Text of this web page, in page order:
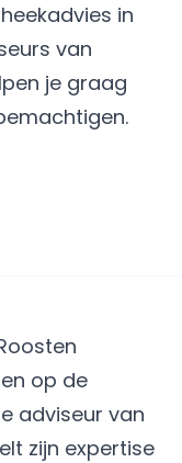
in
van
je graag
op de
adviseur van
zijn expertise